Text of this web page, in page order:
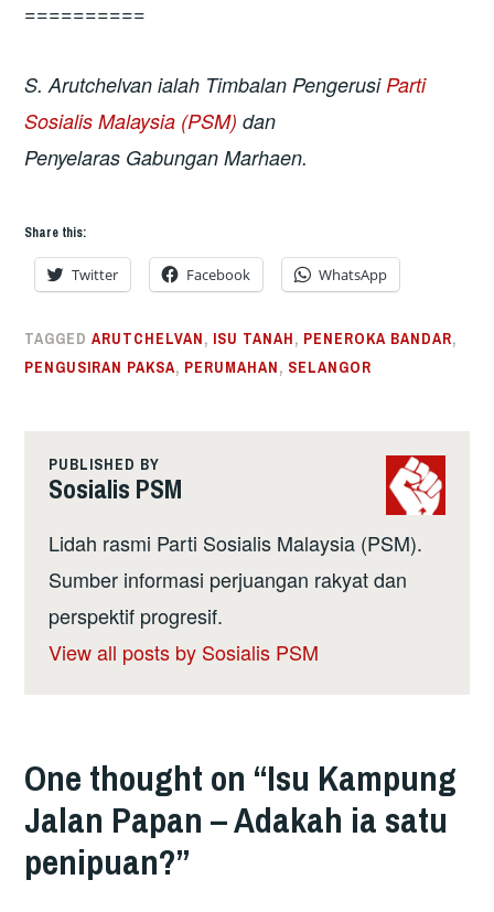
==========
S. Arutchelvan ialah Timbalan Pengerusi Parti
Sosialis Malaysia (PSM) dan
Penyelaras Gabungan Marhaen.
Share this:
Twitter Facebook WhatsApp
TAGGEDARUTCHELVAN, ISU TANAH, PENEROKA BANDAR,
PENGUSIRAN PAKSA, PERUMAHAN, SELANGOR
PUBLISHED BY
Sosialis PSM
Lidah rasmi Parti Sosialis Malaysia (PSM).
Sumber informasi perjuangan rakyat dan
perspektif progresif.
View all posts by Sosialis PSM
One thought on “Isu Kampung
Jalan Papan – Adakah ia satu
penipuan?”